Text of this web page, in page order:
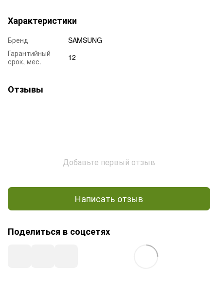
Характеристики
Бренд
SAMSUNG
Гарантийный
срок, мес.
12
Отзывы
Добавьте первый отзыв
Написать отзыв
Поделиться в соцсетях